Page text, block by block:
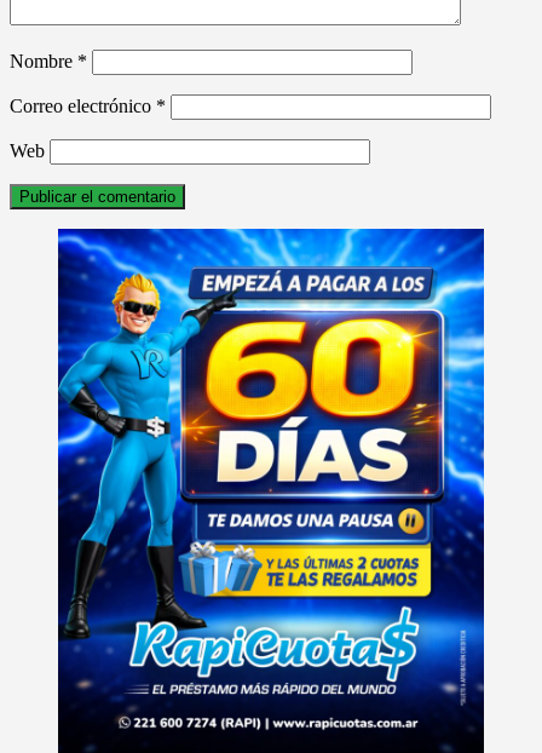
Nombre *
Correo electrónico *
Web